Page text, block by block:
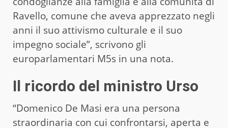
Ravello, comune che aveva apprezzato negli
anni il suo attivismo culturale e il suo
impegno sociale”, scrivono gli
europarlamentari M5s in una nota.
Il ricordo del ministro Urso
“Domenico De Masi era una persona
straordinaria con cui confrontarsi, aperta e